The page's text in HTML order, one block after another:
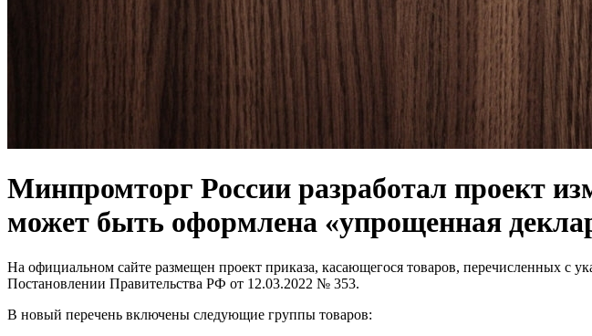
Минпромторг России разработал проект
может быть оформлена «упрощенная
На официальном сайте размещен проект приказа, касающегося товаров, перечисленных
Постановлении Правительства РФ от 12.03.2022 № 353.
В новый перечень включены следующие группы товаров: